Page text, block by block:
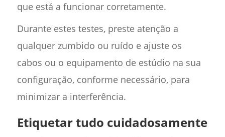
que está a funcionar corretamente.
Durante estes testes, preste atenção a
qualquer zumbido ou ruído e ajuste os
cabos ou o equipamento de estúdio na sua
configuração, conforme necessário, para
minimizar a interferência.
Etiquetar tudo cuidadosamente